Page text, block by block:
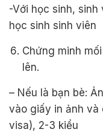
-Với học sinh,
học sinh sinh viên
Chứng minh
lên.
– Nếu là bạn bè:
vào giấy in ảnh và
visa), 2-3 kiểu